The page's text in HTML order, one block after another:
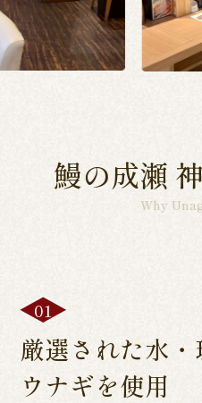
鰻の成瀬
Why
厳選された水
ウナギを使用